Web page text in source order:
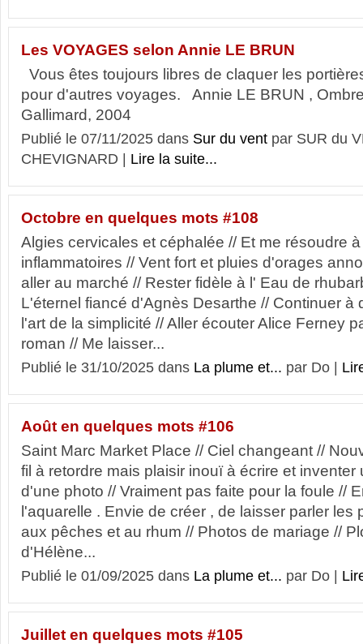
Les VOYAGES selon Annie LE BRUN
Vous êtes toujours libres de claquer les
pour d'autres voyages. Annie LE BRUN ,
Gallimard, 2004
Publié le 07/11/2025 dans Sur du vent par SUR du
CHEVIGNARD | Lire la suite...
Octobre en quelques mots #108
Algies cervicales et céphalée // Et me résoudre
inflammatoires // Vent fort et pluies d'orages
aller au marché // Rester fidèle à l' Eau de
L'éternel fiancé d'Agnès Desarthe // Continuer à
l'art de la simplicité // Aller écouter Alice Ferney
roman // Me laisser...
Publié le 31/10/2025 dans La plume et... par Do |
Août en quelques mots #106
Saint Marc Market Place // Ciel changeant //
fil à retordre mais plaisir inouï à écrire et inventer
d'une photo // Vraiment pas faite pour la foule //
l'aquarelle . Envie de créer , de laisser parler les
aux pêches et au rhum // Photos de mariage //
d'Hélène...
Publié le 01/09/2025 dans La plume et... par Do |
Juillet en quelques mots #105